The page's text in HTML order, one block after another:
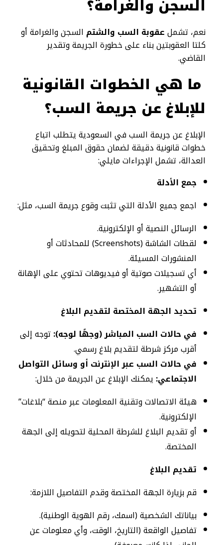
السجن والغرامة؟
نعم، تشملعقوبة السب والشتم السجن والغرامة أو
كلتا العقوبتين بناء على خطورة الجريمة وتقدير
القاضي.
ما هي الخطوات القانونية
للإبلاغ عن جريمة السب؟
الإبلاغ عن جريمة السب في السعودية يتطلب اتباع
خطوات قانونية دقيقة لضمان حقوق المبلغ وتحقيق
العدالة، تشمل الإجراءات مايلي:
جمع الأدلة
اجمع جميع الأدلة التي تثبت وقوع جريمة السب، مثل:
الرسائل النصية أو الإلكترونية.
لقطات الشاشة (Screenshots) للمحادثات أو
المنشورات المسيئة.
أي تسجيلات صوتية أو فيديوهات تحتوي على الإهانة
أو التشهير.
تحديد الجهة المختصة لتقديم البلاغ
في حالات السب المباشر (وجهًا لوجه): توجه إلى
أقرب مركز شرطة لتقديم بلاغ رسمي.
في حالات السب عبر الإنترنت أو وسائل التواصل
الاجتماعي: يمكنك الإبلاغ عن الجريمة من خلال:
هيئة الاتصالات وتقنية المعلومات عبر منصة “بلاغات”
الإلكترونية.
أو تقديم البلاغ للشرطة المحلية لتحويله إلى الجهة
المختصة.
تقديم البلاغ
قم بزيارة الجهة المختصة وقدم التفاصيل اللازمة:
بياناتك الشخصية (اسمك، رقم الهوية الوطنية).
تفاصيل الواقعة (التاريخ، الوقت، وأي معلومات عن